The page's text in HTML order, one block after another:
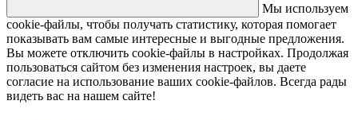
Мы используем
cookie-файлы, чтобы получать статистику, которая помогает
показывать вам самые интересные и выгодные предложения.
Вы можете отключить cookie-файлы в настройках. Продолжая
пользоваться сайтом без изменения настроек, вы даете
согласие на использование ваших cookie-файлов. Всегда рады
видеть вас на нашем сайте!